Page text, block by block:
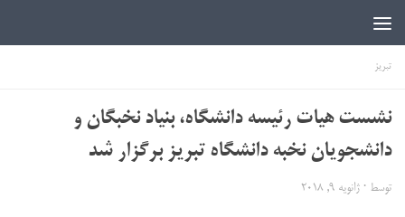
تبریز
نشست هیات رئیسه دانشگاه، بنیاد نخبگان و
دانشجویان نخبه دانشگاه تبریز برگزار شد
توسط · ژانویه 9, 2018